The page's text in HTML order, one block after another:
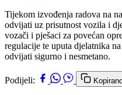
Tijekom izvođenja radova na
odvijati uz prisutnost vozila i
vozači i pješaci za povećan
regulacije te uputa djelatnika
odvijati sigurno i nesmetano.
Podijeli: